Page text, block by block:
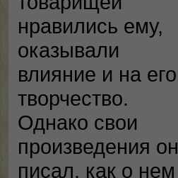
нравились ему,
оказывали
влияние и на его
творчество.
Однако свои
произведения он
писал, как о нем